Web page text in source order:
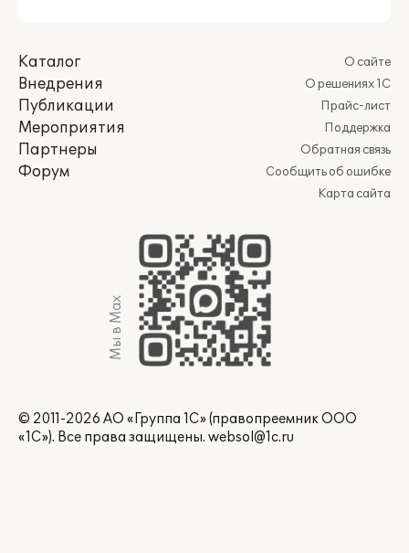
Каталог
Внедрения
Публикации
Мероприятия
Партнеры
Форум
О сайте
О решениях 1С
Прайс-лист
Поддержка
Обратная связь
Сообщить об ошибке
Карта сайта
Мы в Max
© 2011-2026 АО «Группа 1С» (правопреемник ООО
«1С»). Все права защищены. websol@1c.ru